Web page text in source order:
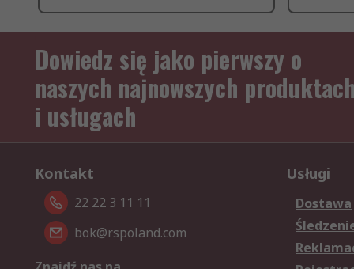
Dowiedz się jako pierwszy o
naszych najnowszych produktach
i usługach
Kontakt
22 22 3 11 11
bok@rspoland.com
Usługi
Dostawa